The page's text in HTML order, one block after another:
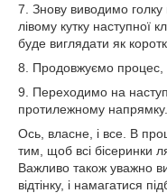
7. Знову виводимо
лівому кутку наступної
буде виглядати як
8. Продовжуємо процес,
9. Переходимо на
протилежному напрямку.
Ось, власне, і все. В
тим, щоб всі бісеринки
Важливо також уважно
відтінку, і намагатися